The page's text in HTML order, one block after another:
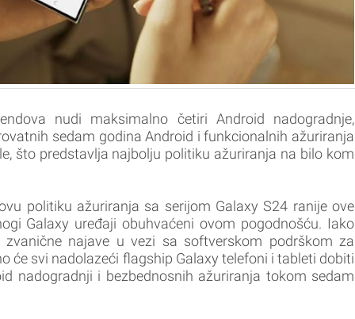
nudi maksimalno četiri Android nadogradnje,
sedam godina Android i funkcionalnih ažuriranja
što predstavlja najbolju politiku ažuriranja na bilo kom
politiku ažuriranja sa serijom Galaxy S24 ranije ove
Galaxy uređaji obuhvaćeni ovom pogodnošću. Iako
najave u vezi sa softverskom podrškom za
će svi nadolazeći flagship Galaxy telefoni i tableti dobiti
nadogradnji i bezbednosnih ažuriranja tokom sedam